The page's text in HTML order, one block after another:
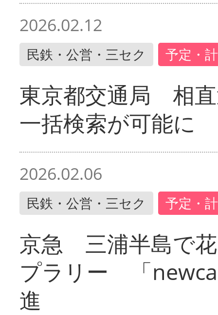
2026.02.12
民鉄・公営・三セク 予定・
東京都交通局 相
一括検索が可能に
2026.02.06
民鉄・公営・三セク 予定・
京急 三浦半島で
プラリー 「
進